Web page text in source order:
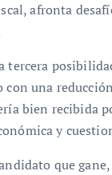
afronta
tercera
una
bien recibida
y
que